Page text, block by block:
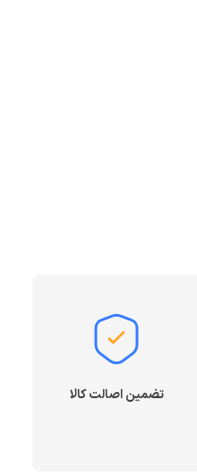
تضمین اصالت کالا